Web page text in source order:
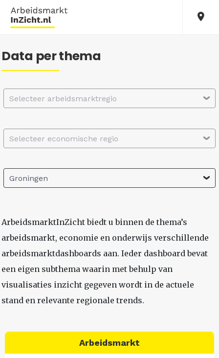
Data per thema
Selecteer arbeidsmarktregio
Selecteer economische regio
Groningen
ArbeidsmarktInZicht biedt u binnen de thema’s
arbeidsmarkt, economie en onderwijs verschillende
arbeidsmarktdashboards aan. Ieder dashboard bevat
een eigen subthema waarin met behulp van
visualisaties inzicht gegeven wordt in de actuele
stand en relevante regionale trends.
Arbeidsmarkt